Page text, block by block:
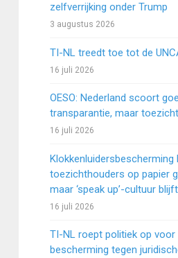
zelfverrijking onder Trump
3 augustus 2026
TI-NL treedt toe tot de
16 juli 2026
OESO: Nederland scoort
transparantie, maar
16 juli 2026
Klokkenluidersbescherming
toezichthouders op papier
maar ‘speak up’-cultuur
16 juli 2026
TI-NL roept politiek op voor
bescherming tegen